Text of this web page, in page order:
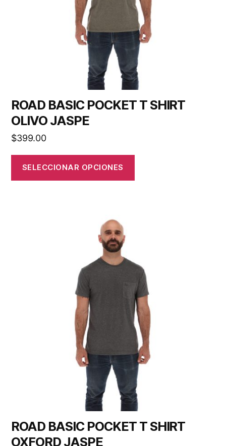
ROAD BASIC POCKET T SHIRT
OLIVO JASPE
$399.00
SELECCIONAR OPCIONES
ROAD BASIC POCKET T SHIRT
OXFORD JASPE